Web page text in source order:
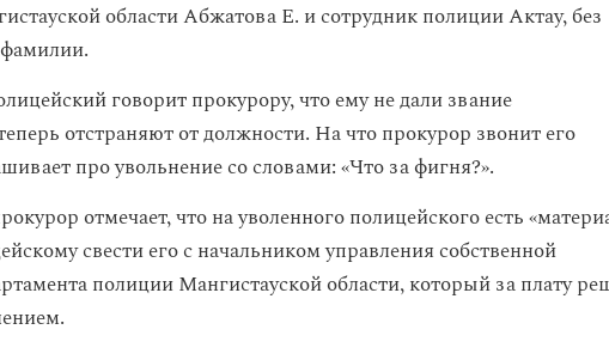
области Абжатова Е. и сотрудник полиции Актау, без
говорит прокурору, что ему не дали звание
отстраняют от должности. На что прокурор звонит его
про увольнение со словами: «Что за фигня?».
отмечает, что на уволенного полицейского есть
свести его с начальником управления собственной
полиции Мангистауской области, который за плату